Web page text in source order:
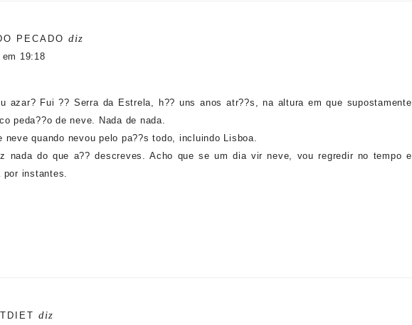
PECADO diz
19:18
azar? Fui ?? Serra da Estrela, h?? uns anos atr??s, na altura em que supostamente
peda??o de neve. Nada de nada.
quando nevou pelo pa??s todo, incluindo Lisboa.
nada do que a?? descreves. Acho que se um dia vir neve, vou regredir no tempo e
instantes.
diz